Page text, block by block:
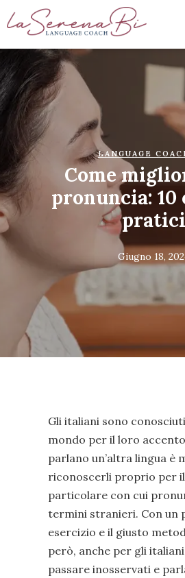
LANGUAGE
Come
pronuncia:
pratici
Giugno 18,
Gli italiani sono
mondo per il loro
parlano un’altra lingua è
riconoscerli proprio per
particolare con cui
termini stranieri. Con un
esercizio e il giusto
però, anche per gli
passare inosservati e